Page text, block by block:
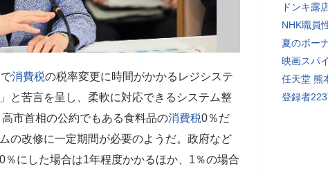
消費税の税率変更に時間がかかるレジシステ
と苦言を呈し、柔軟に対応できるシステム整
市首相の公約でもある食料品の消費税0％だ
の改修に一定期間が必要のようだ。政府など
にした場合は1年程度かかるほか、1％の場合
ドンキ露
NHK職員
夏のボー
映画スパ
任天堂 熊
登録者